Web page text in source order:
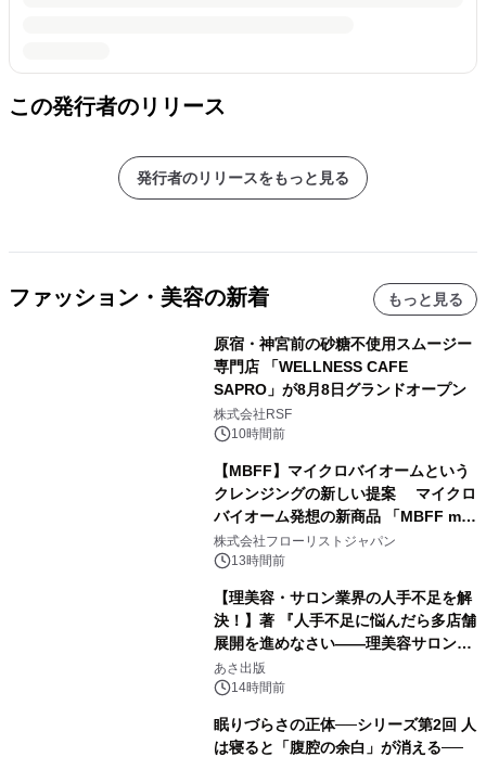
この発行者のリリース
発行者のリリースをもっと見る
ファッション・美容の新着 もっと見る
原宿・神宮前の砂糖不使用スムージー
専門店 「WELLNESS CAFE
SAPRO」が8月8日グランドオープン
株式会社RSF
10時間前
【MBFF】マイクロバイオームという
クレンジングの新しい提案 マイクロ
バイオーム発想の新商品 「MBFF mb
クレンジングPRO」を2026年8月6日
発売
株式会社フローリストジャパン
13時間前
【理美容・サロン業界の人手不足を解
決！】著 『人手不足に悩んだら多店舗
展開を進めなさい――理美容サロン
「多店舗展開」の教科書』2026年8月
24日（月）発売
あさ出版
14時間前
眠りづらさの正体──シリーズ第2回 人
は寝ると「腹腔の余白」が消える──